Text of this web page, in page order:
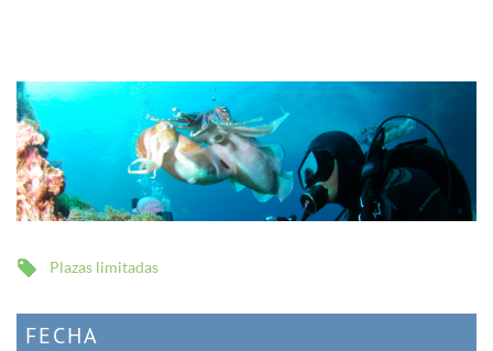
Plazas limitadas
FECHA